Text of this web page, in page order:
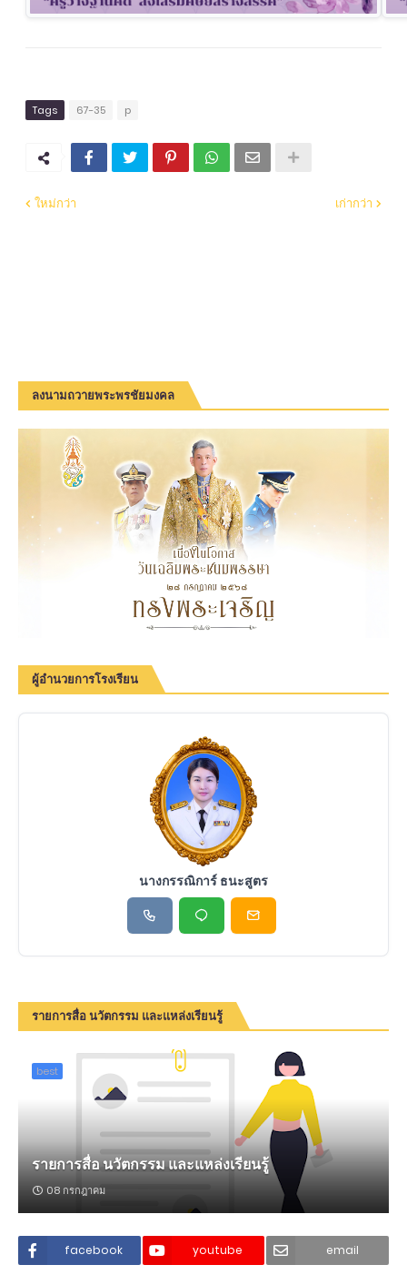
Tags 67-35 p
ใหม่กว่า เก่ากว่า
ลงนามถวายพระพรชัยมงคล
ผู้อำนวยการโรงเรียน
นางกรรณิการ์ ธนะสูตร
รายการสื่อ นวัตกรรม และแหล่งเรียนรู้
best
รายการสื่อ นวัตกรรม และแหล่งเรียนรู้
08 กรกฎาคม
facebook youtube email